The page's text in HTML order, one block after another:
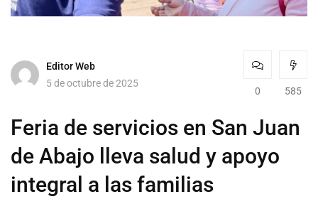
Editor Web
5 de octubre de 2025
0 585
Feria de servicios en San Juan
de Abajo lleva salud y apoyo
integral a las familias